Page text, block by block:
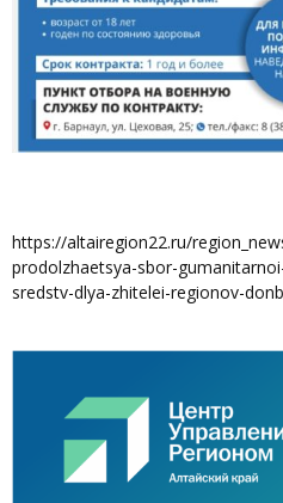
https://altairegion22.ru/
prodolzhaetsya-sbor-
sredstv-dlya-zhitelei-regionov-